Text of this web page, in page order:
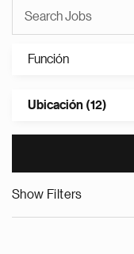
Función
Ubicación (12)
Show Filters